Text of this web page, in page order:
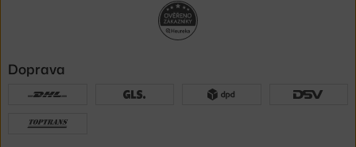
Doprava